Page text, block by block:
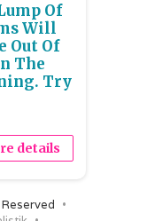
Of
Will
Out Of
The
Try
details